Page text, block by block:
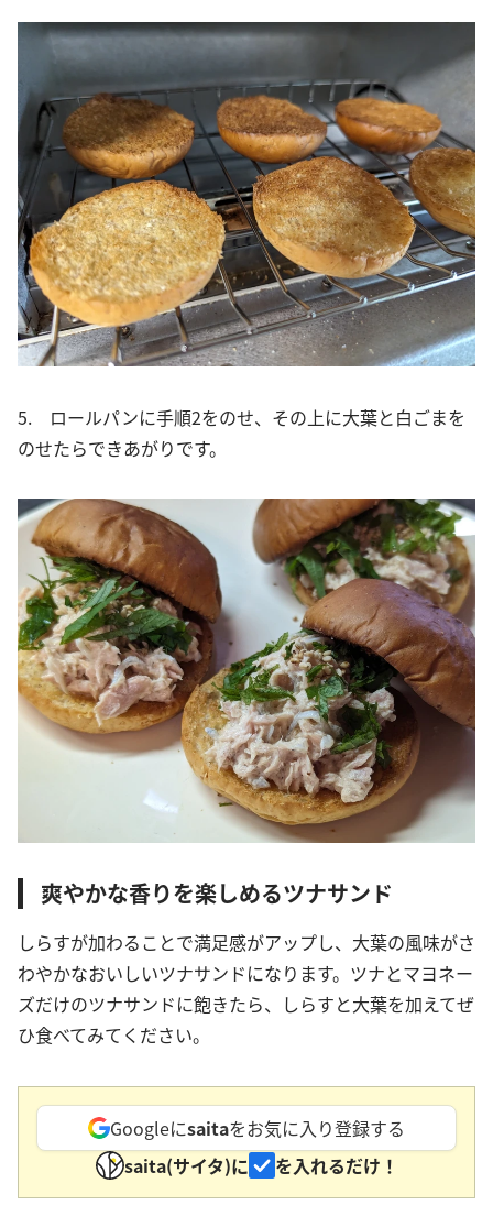
5. ロールパンに手順2をのせ、その上に大葉と白ごまを
のせたらできあがりです。
爽やかな香りを楽しめるツナサンド
しらすが加わることで満足感がアップし、大葉の風味がさ
わやかなおいしいツナサンドになります。ツナとマヨネー
ズだけのツナサンドに飽きたら、しらすと大葉を加えてぜ
ひ食べてみてください。
Googleにsaitaをお気に入り登録する
saita(サイタ)に
を入れるだけ！